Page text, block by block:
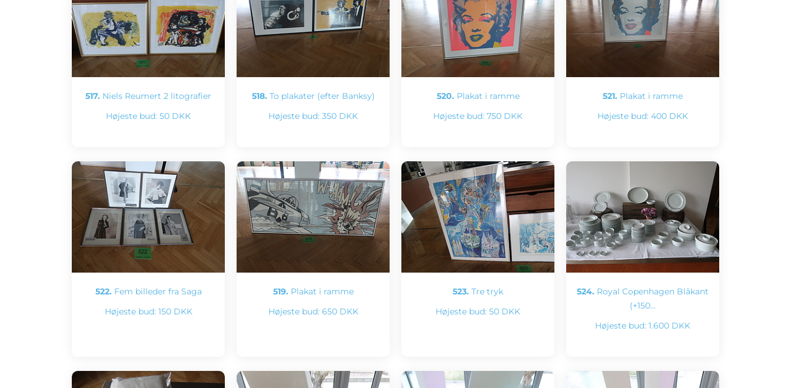
517. Niels Reumert 2 litografier
Højeste bud: 50 DKK
518. To plakater (efter Banksy)
Højeste bud: 350 DKK
520. Plakat i ramme
Højeste bud: 750 DKK
521. Plakat i ramme
Højeste bud: 400 DKK
522. Fem billeder fra Saga
Højeste bud: 150 DKK
519. Plakat i ramme
Højeste bud: 650 DKK
523. Tre tryk
Højeste bud: 50 DKK
524. Royal Copenhagen Blåkant
(+150…
Højeste bud: 1.600 DKK